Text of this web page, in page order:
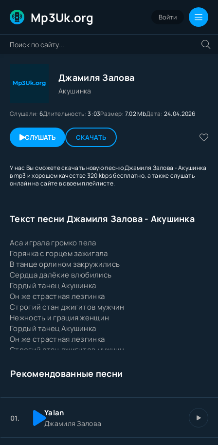
Mp3Uk.org Войти
Джамиля Залова
Акушинка
Слушали: 6Длительность:3:03Размер: 7.02 MbДата: 24.04.2026
СЛУШАТЬ СКАЧАТЬ
У нас Вы сможете скачать новую песню Джамиля Залова - Акушинка
в mp3 и хорошем качестве 320 kbps бесплатно, а также слушать
онлайн на сайте в своем плейлисте.
Текст песни Джамиля Залова - Акушинка
Аса играла громко пела
Горянка с горцем зажигала
В танце орлином закружились
Сердца далёкие влюбились
Гордый танец Акушинка
Он же страстная лезгинка
Строгий стан джигитов мужчин
Нежность и грация женщин
Гордый танец Акушинка
Он же страстная лезгинка
Строгий стан джигитов мужчин
Горянка всех собой чарует
Рекомендованные песни
01. Yalan
Джамиля Залова